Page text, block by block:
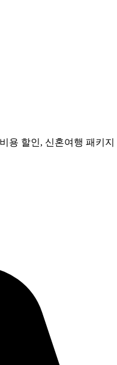
용 할인, 신혼여행 패키